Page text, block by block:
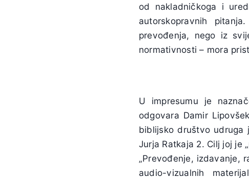
od nakladničkoga i
autorskopravnih
prevođenja, nego iz
normativnosti – mora
U impresumu je
odgovara Damir
biblijsko društvo udruga
Jurja Ratkaja 2. Cilj joj je
„Prevođenje, izdavanje,
audio-vizualnih